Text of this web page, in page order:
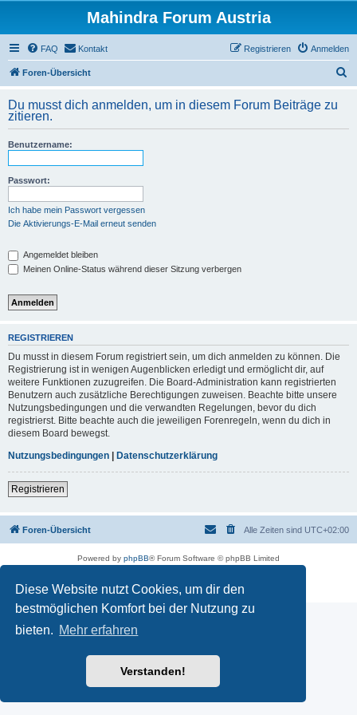
Diese Website nutzt Cookies, um dir den
bestmöglichen Komfort bei der Nutzung zu
bieten. Mehr erfahren
Verstanden!
Mahindra Forum Austria
FAQ Kontakt Anmelden
Registrieren
Foren-Übersicht
h
Du musst dich anmelden, um in diesem Forum Beiträge zu
zitieren.
Benutzername:
Passwort:
Ich habe mein Passwort vergessen
Die Aktivierungs-E-Mail erneut senden
Angemeldet bleiben
Meinen Online-Status während dieser Sitzung verbergen
REGISTRIEREN
Du musst in diesem Forum registriert sein, um dich anmelden zu können. Die
Registrierung ist in wenigen Augenblicken erledigt und ermöglicht dir, auf
weitere Funktionen zuzugreifen. Die Board-Administration kann registrierten
Benutzern auch zusätzliche Berechtigungen zuweisen. Beachte bitte unsere
Nutzungsbedingungen und die verwandten Regelungen, bevor du dich
registrierst. Bitte beachte auch die jeweiligen Forenregeln, wenn du dich in
diesem Board bewegst.
Nutzungsbedingungen | Datenschutzerklärung
Registrieren
Foren-Übersicht Alle Zeiten sind UTC+02:00
Powered by phpBB® Forum Software © phpBB Limited
Datenschutz|Nutzungsbedingungen